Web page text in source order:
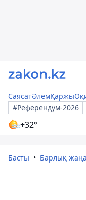
СаясатӘлемҚаржы
#Референдум-2026
+32°
Басты Барлық